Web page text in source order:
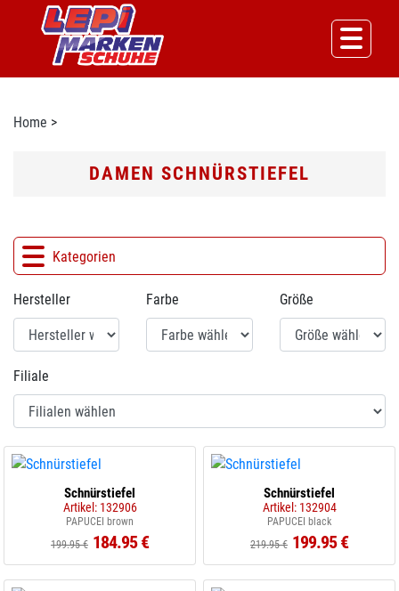
Home >
DAMEN SCHNÜRSTIEFEL
Kategorien
Hersteller Farbe Größe
Filiale
Schnürstiefel
Artikel: 132906
PAPUCEI brown
199.95 € 184.95 €
Schnürstiefel
Artikel: 132904
PAPUCEI black
219.95 € 199.95 €